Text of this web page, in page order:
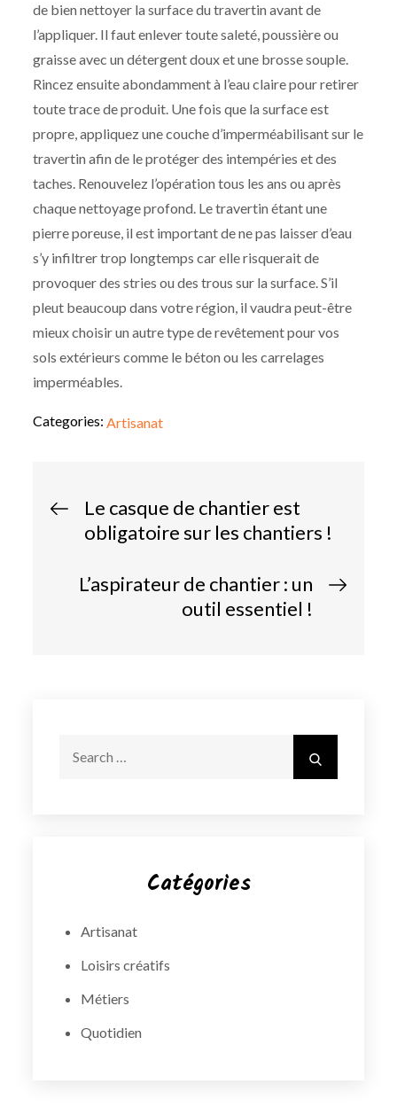
de bien nettoyer la surface du travertin avant de
l’appliquer. Il faut enlever toute saleté, poussière ou
graisse avec un détergent doux et une brosse souple.
Rincez ensuite abondamment à l’eau claire pour retirer
toute trace de produit. Une fois que la surface est
propre, appliquez une couche d’imperméabilisant sur le
travertin afin de le protéger des intempéries et des
taches. Renouvelez l’opération tous les ans ou après
chaque nettoyage profond. Le travertin étant une
pierre poreuse, il est important de ne pas laisser d’eau
s’y infiltrer trop longtemps car elle risquerait de
provoquer des stries ou des trous sur la surface. S’il
pleut beaucoup dans votre région, il vaudra peut-être
mieux choisir un autre type de revêtement pour vos
sols extérieurs comme le béton ou les carrelages
imperméables.
Categories: Artisanat
Navigation
de
l’article
Le casque de chantier est
obligatoire sur les chantiers !
L’aspirateur de chantier : un
outil essentiel !
Catégories
Artisanat
Loisirs créatifs
Métiers
Quotidien